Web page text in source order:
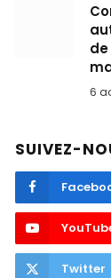
6
SUIVEZ-
Twitter